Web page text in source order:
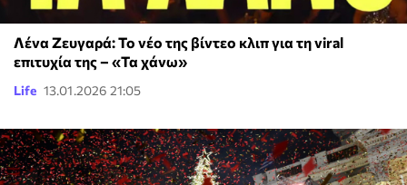
Λένα Ζευγαρά: Το νέο της βίντεο κλιπ για τη viral
επιτυχία της – «Τα χάνω»
Life 13.01.2026 21:05